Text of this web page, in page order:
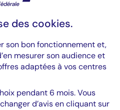
320
(« VNI ») est publiée sur
et disponible auprès de
financier en
des cookies.
son bon fonctionnement et,
mesurer son audience et
adaptées à vos centres
pendant 6 mois. Vous
d’avis en cliquant sur